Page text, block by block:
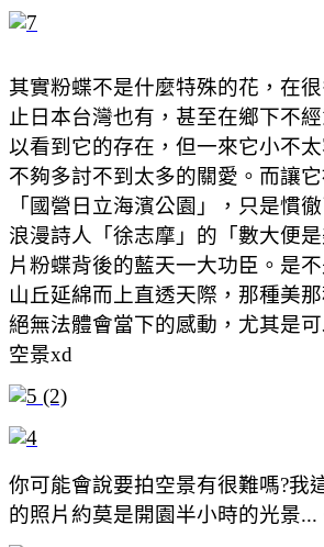
其實粉蝶不是什麼特殊的花，在
止日本台灣也有，甚至在鄉下不
以看到它的存在，但一來它小不
不夠多討不到太多的關愛。而讓
「國營日立海濱公園」，只是慣
浪漫詩人「徐志摩」的「數大便
片粉蝶背後的藍天一大功臣。是
山丘延綿而上直透天際，那種美
絕無法體會當下的感動，尤其是
空景xd
你可能會說要拍空景有很難嗎?我
的照片約莫是開園半小時的光景...